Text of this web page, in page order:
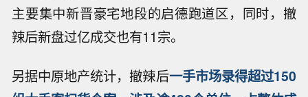
主要集中新晋豪宅地段的启德跑道区，同时，撤
辣后新盘过亿成交也有11宗。
另据中原地产统计，撤辣后一手市场录得超过150